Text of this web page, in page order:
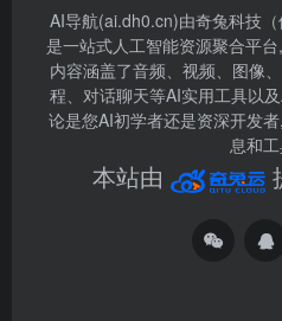
AI导航(ai.dh0.cn)由奇兔科技
是一站式人工智能资源聚合平
内容涵盖了音频、视频、图像
程、对话聊天等AI实用工具以
论是您AI初学者还是资深开发
息和
本站由